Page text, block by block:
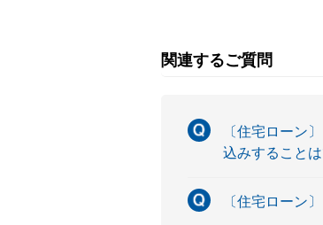
関連するご質問
〔住宅ローン
込みすること
〔住宅ローン